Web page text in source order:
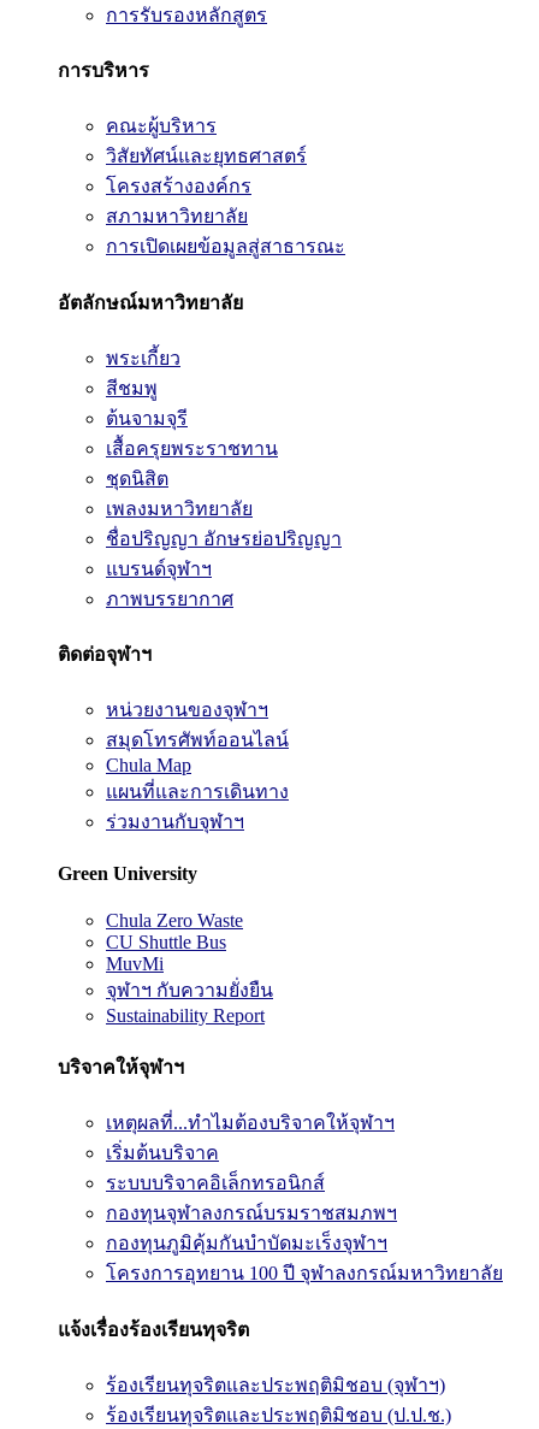
การรับรองหลักสูตร
การบริหาร
คณะผู้บริหาร
วิสัยทัศน์และยุทธศาสตร์
โครงสร้างองค์กร
สภามหาวิทยาลัย
การเปิดเผยข้อมูลสู่สาธารณะ
อัตลักษณ์มหาวิทยาลัย
พระเกี้ยว
สีชมพู
ต้นจามจุรี
เสื้อครุยพระราชทาน
ชุดนิสิต
เพลงมหาวิทยาลัย
ชื่อปริญญา อักษรย่อปริญญา
แบรนด์จุฬาฯ
ภาพบรรยากาศ
ติดต่อจุฬาฯ
หน่วยงานของจุฬาฯ
สมุดโทรศัพท์ออนไลน์
Chula Map
แผนที่และการเดินทาง
ร่วมงานกับจุฬาฯ
Green University
Chula Zero Waste
CU Shuttle Bus
MuvMi
จุฬาฯ กับความยั่งยืน
Sustainability Report
บริจาคให้จุฬาฯ
เหตุผลที่...ทำไมต้องบริจาคให้จุฬาฯ
เริ่มต้นบริจาค
ระบบบริจาคอิเล็กทรอนิกส์
กองทุนจุฬาลงกรณ์บรมราชสมภพฯ
กองทุนภูมิคุ้มกันบำบัดมะเร็งจุฬาฯ
โครงการอุทยาน 100 ปี จุฬาลงกรณ์มหาวิทยาลัย
แจ้งเรื่องร้องเรียนทุจริต
ร้องเรียนทุจริตและประพฤติมิชอบ (จุฬาฯ)
ร้องเรียนทุจริตและประพฤติมิชอบ (ป.ป.ช.)